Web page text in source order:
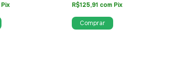
Pix R$125,91 com Pix
Comprar